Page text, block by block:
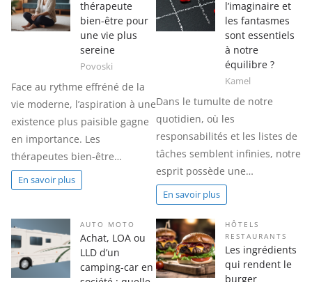
thérapeute
bien-être pour
une vie plus
sereine
Povoski
Face au rythme effréné de la
vie moderne, l’aspiration à une
existence plus paisible gagne
en importance. Les
thérapeutes bien-être…
En savoir plus
l’imaginaire et
les fantasmes
sont essentiels
à notre
équilibre ?
Kamel
Dans le tumulte de notre
quotidien, où les
responsabilités et les listes de
tâches semblent infinies, notre
esprit possède une…
En savoir plus
AUTO MOTO
Achat, LOA ou
LLD d’un
camping-car en
HÔTELS
RESTAURANTS
Les ingrédients
qui rendent le
burger